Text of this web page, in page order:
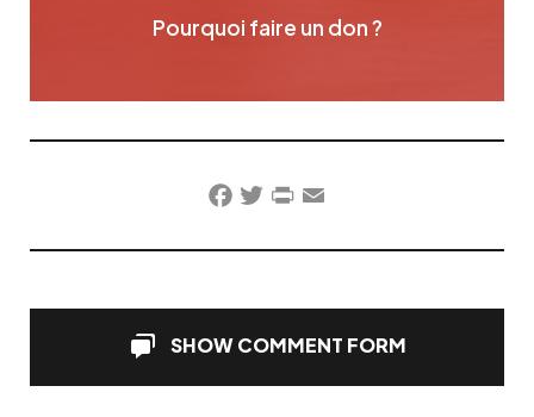
Pourquoi faire un don ?
Facebook
TwitterPrintFriendly
Email
SHOW COMMENT FORM